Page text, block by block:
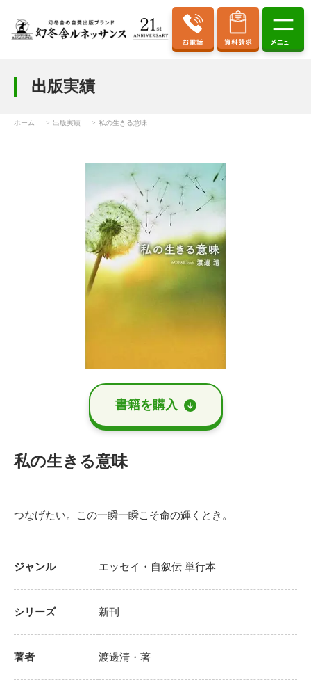
出版実績
ホーム 出版実績 私の生きる意味
書籍を購⼊
私の生きる意味
つなげたい。この一瞬一瞬こそ命の輝くとき。
ジャンル エッセイ・自叙伝 単行本
シリーズ 新刊
著者 渡邊清 ・著